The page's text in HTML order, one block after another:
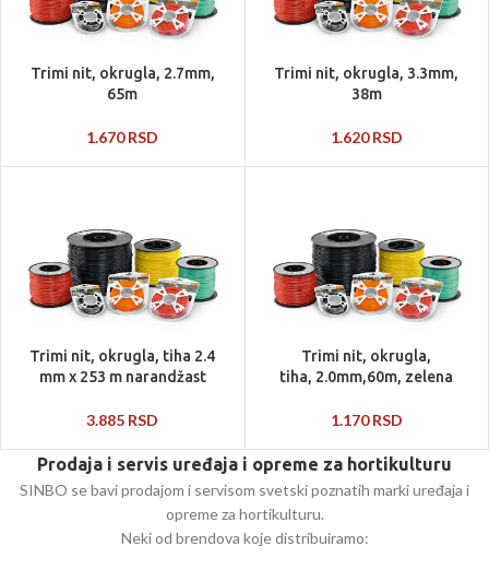
Trimi nit, okrugla, 2.7mm,
65m
1.670RSD
Trimi nit, okrugla, 3.3mm,
38m
1.620RSD
Trimi nit, okrugla, tiha 2.4
mm x 253 m narandžast
3.885 RSD
Trimi nit, okrugla,
tiha, 2.0mm,60m, zelena
1.170RSD
Prodaja i servis uređaja i opreme za hortikulturu
SINBO se bavi prodajom i servisom svetski poznatih marki uređaja i
opreme za hortikulturu.
Neki od brendova koje distribuiramo: